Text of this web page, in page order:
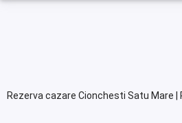
Rezerva cazare Cionchesti Satu Mare |